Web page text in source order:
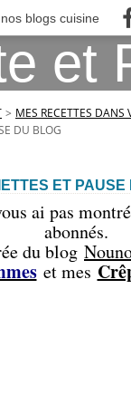
blogs cuisine
> MES RECETTES DANS
DU BLOG
ET PAUSE
ai pas
abonnés.
du blog
et mes